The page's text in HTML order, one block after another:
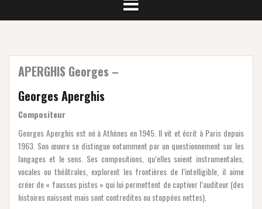
APERGHIS Georges –
Georges Aperghis
Compositeur
Georges Aperghis est né à Athènes en 1945. Il vit et écrit à Paris depuis
1963. Son œuvre se distingue notamment par un questionnement sur les
langages et le sens. Ses compositions, qu’elles soient instrumentales,
vocales ou théâtrales, explorent les frontières de l’intelligible, il aime
créer de « fausses pistes » qui lui permettent de captiver l’auditeur (des
histoires naissent mais sont contredites ou stoppées nettes).